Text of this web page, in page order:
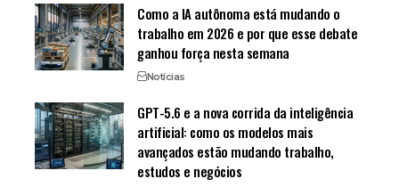
Como a IA autônoma está mudando o
trabalho em 2026 e por que esse debate
ganhou força nesta semana
Notícias
GPT-5.6 e a nova corrida da inteligência
artificial: como os modelos mais
avançados estão mudando trabalho,
estudos e negócios